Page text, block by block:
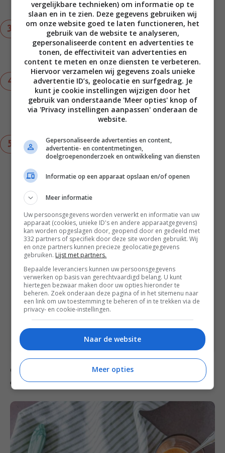
daarbij regelmatig om. Schep daarna uit de pan.
Grill de garnalen in de grillpan met de knoflook
tot ze roze zijn en net gaar. Schenk als laatste
een scheutje sojasaus in de pan en schep de
garnalen om.
Tip voor zomerse dagen: de Bimi en garnalen
kun je ook grillen op de barbecue, helemaal
perfect werkt het als je daar een plancha grill
voor hebt. Maar de garnalen kun je ook aan een
Maak een grote schaal of 4 bordjes op met
blaadjes Romaine sla, gegrilde Bimi en gegrilde
erover en garneer met de lente-ui. Zet
overgebleven dressing op tafel voor de
liefhebbers.
Notities
Dit recept is een hoofdgerecht voor 4
personen.
Bereiding: 25 minuten.
Tip voor zomerse dagen: de Bimi en
garnalen kun je ook grillen op de
barbecue, helemaal perfect werkt het
als je daar een plancha grill voor hebt.
Maar de garnalen kun je ook aan een
spies rijgen.
Geniet van deze heerlijke salade met Bimi, grote
garnalen en Thaise dressing in de zomerzon.
vergelijkbare technieken) om informatie op te
slaan en in te zien. Deze gegevens gebruiken wij
om onze website goed te laten functioneren, het
gebruik van de website te analyseren,
gepersonaliseerde content en advertenties te
tonen, de effectiviteit van advertenties en
content te meten en onze diensten te verbeteren.
Hiervoor verzamelen wij gegevens zoals unieke
advertentie ID’s, geolocatie en surfgedrag. Je
kunt je cookie instellingen wijzigen door het
gebruik van onderstaande 'Meer opties' knop of
via 'Privacy instellingen aanpassen' onderaan de
website.
Gepersonaliseerde advertenties en content,
advertentie- en contentmetingen,
doelgroepenonderzoek en ontwikkeling van diensten
Informatie op een apparaat opslaan en/of openen
Meer informatie
Uw persoonsgegevens worden verwerkt en informatie van uw
apparaat (cookies, unieke ID's en andere apparaatgegevens)
kan worden opgeslagen door, geopend door en gedeeld met
332 partners of specifiek door deze site worden gebruikt. Wij
en onze partners kunnen precieze geolocatiegegevens
gebruiken. Lijst met partners.
Bepaalde leveranciers kunnen uw persoonsgegevens
verwerken op basis van gerechtvaardigd belang. U kunt
hiertegen bezwaar maken door uw opties hieronder te
beheren. Zoek onderaan deze pagina of in het sitemenu naar
een link om uw toestemming te beheren of in te trekken via de
privacy- en cookie-instellingen.
Naar de website
Meer opties